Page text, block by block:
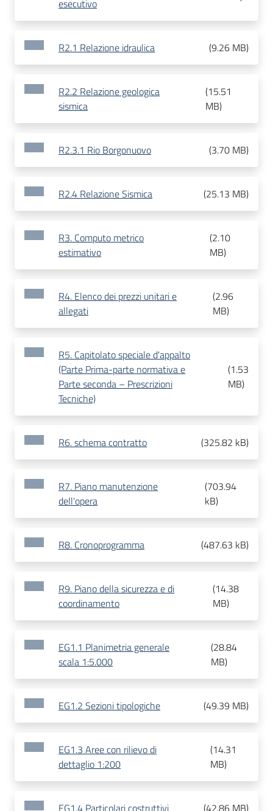
esecutivo
R2.1 Relazione idraulica (9.26 MB)
R2.2 Relazione geologica
sismica
(15.51
MB)
R2.3.1 Rio Borgonuovo (3.70 MB)
R2.4 Relazione Sismica (25.13 MB)
R3. Computo metrico
estimativo
(2.10
MB)
R4. Elenco dei prezzi unitari e
allegati
(2.96
MB)
R5. Capitolato speciale d'appalto
(Parte Prima-parte normativa e
Parte seconda – Prescrizioni
Tecniche)
(1.53
MB)
R6. schema contratto (325.82 kB)
R7. Piano manutenzione
dell'opera
(703.94
kB)
R8. Cronoprogramma (487.63 kB)
R9. Piano della sicurezza e di
coordinamento
(14.38
MB)
EG1.1 Planimetria generale
scala 1:5.000
(28.84
MB)
EG1.2 Sezioni tipologiche (49.39 MB)
EG1.3 Aree con rilievo di
dettaglio 1:200
(14.31
MB)
EG1.4 Particolari costruttivi (42.86 MB)